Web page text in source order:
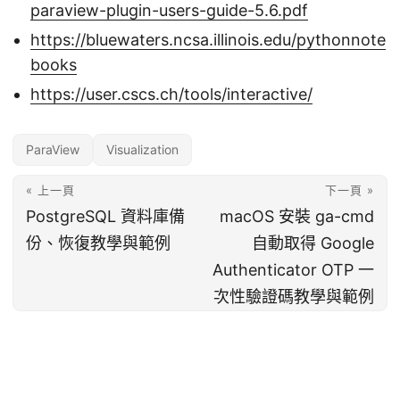
paraview-plugin-users-guide-5.6.pdf
https://bluewaters.ncsa.illinois.edu/pythonnote
books
https://user.cscs.ch/tools/interactive/
ParaView Visualization
« 上一頁
PostgreSQL 資料庫備
份、恢復教學與範例
下一頁 »
macOS 安裝 ga-cmd
自動取得 Google
Authenticator OTP 一
次性驗證碼教學與範例